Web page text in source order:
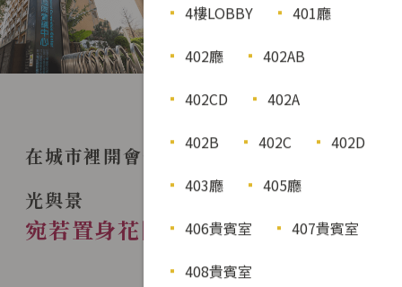
4樓LOBBY
401廳
402廳
402AB
402CD
402A
402B
402C
402D
403廳
405廳
406貴賓室
407貴賓室
408貴賓室
203廳
3F Lobby
4F Lobby
101 後戶外
在城市裡開會也能伴隨著花香鳥語
光與景
宛若置身花園裡的會議中心
About NTUH